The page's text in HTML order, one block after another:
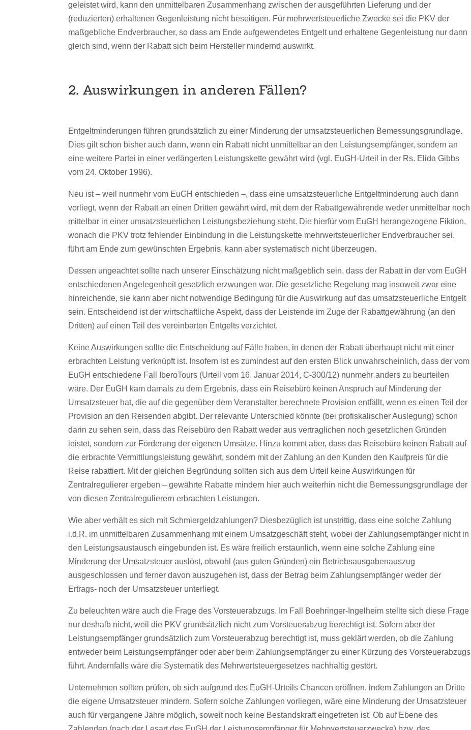
geleistet wird, kann den unmittelbaren Zusammenhang zwischen der ausgeführten Lieferung und der
(reduzierten) erhaltenen Gegenleistung nicht beseitigen. Für mehrwertsteuerliche Zwecke sei die PKV der
maßgebliche Endverbraucher, so dass am Ende aufgewendetes Entgelt und erhaltene Gegenleistung nur dann
gleich sind, wenn der Rabatt sich beim Hersteller mindernd auswirkt.
2. Auswirkungen in anderen Fällen?
Entgeltminderungen führen grundsätzlich zu einer Minderung der umsatzsteuerlichen Bemessungsgrundlage.
Dies gilt schon bisher auch dann, wenn ein Rabatt nicht unmittelbar an den Leistungsempfänger, sondern an
eine weitere Partei in einer verlängerten Leistungskette gewährt wird (vgl. EuGH-Urteil in der Rs. Elida Gibbs
vom 24. Oktober 1996).
Neu ist – weil nunmehr vom EuGH entschieden –, dass eine umsatzsteuerliche Entgeltminderung auch dann
vorliegt, wenn der Rabatt an einen Dritten gewährt wird, mit dem der Rabattgewährende weder unmittelbar noch
mittelbar in einer umsatzsteuerlichen Leistungsbeziehung steht. Die hierfür vom EuGH herangezogene Fiktion,
wonach die PKV trotz fehlender Einbindung in die Leistungskette mehrwertsteuerlicher Endverbraucher sei,
führt am Ende zum gewünschten Ergebnis, kann aber systematisch nicht überzeugen.
Dessen ungeachtet sollte nach unserer Einschätzung nicht maßgeblich sein, dass der Rabatt in der vom EuGH
entschiedenen Angelegenheit gesetzlich erzwungen war. Die gesetzliche Regelung mag insoweit zwar eine
hinreichende, sie kann aber nicht notwendige Bedingung für die Auswirkung auf das umsatzsteuerliche Entgelt
sein. Entscheidend ist der wirtschaftliche Aspekt, dass der Leistende im Zuge der Rabattgewährung (an den
Dritten) auf einen Teil des vereinbarten Entgelts verzichtet.
Keine Auswirkungen sollte die Entscheidung auf Fälle haben, in denen der Rabatt überhaupt nicht mit einer
erbrachten Leistung verknüpft ist. Insofern ist es zumindest auf den ersten Blick unwahrscheinlich, dass der vom
EuGH entschiedene Fall IberoTours (Urteil vom 16. Januar 2014, C-300/12) nunmehr anders zu beurteilen
wäre. Der EuGH kam damals zu dem Ergebnis, dass ein Reisebüro keinen Anspruch auf Minderung der
Umsatzsteuer hat, die auf die gegenüber dem Veranstalter berechnete Provision entfällt, wenn es einen Teil der
Provision an den Reisenden abgibt. Der relevante Unterschied könnte (bei profiskalischer Auslegung) schon
darin zu sehen sein, dass das Reisebüro den Rabatt weder aus vertraglichen noch gesetzlichen Gründen
leistet, sondern zur Förderung der eigenen Umsätze. Hinzu kommt aber, dass das Reisebüro keinen Rabatt auf
die erbrachte Vermittlungsleistung gewährt, sondern mit der Zahlung an den Kunden den Kaufpreis für die
Reise rabattiert. Mit der gleichen Begründung sollten sich aus dem Urteil keine Auswirkungen für
Zentralregulierer ergeben – gewährte Rabatte mindern hier auch weiterhin nicht die Bemessungsgrundlage der
von diesen Zentralregulierern erbrachten Leistungen.
Wie aber verhält es sich mit Schmiergeldzahlungen? Diesbezüglich ist unstrittig, dass eine solche Zahlung
i.d.R. im unmittelbaren Zusammenhang mit einem Umsatzgeschäft steht, wobei der Zahlungsempfänger nicht in
den Leistungsaustausch eingebunden ist. Es wäre freilich erstaunlich, wenn eine solche Zahlung eine
Minderung der Umsatzsteuer auslöst, obwohl (aus guten Gründen) ein Betriebsausgabenauszug
ausgeschlossen und ferner davon auszugehen ist, dass der Betrag beim Zahlungsempfänger weder der
Ertrags- noch der Umsatzsteuer unterliegt.
Zu beleuchten wäre auch die Frage des Vorsteuerabzugs. Im Fall Boehringer-Ingelheim stellte sich diese Frage
nur deshalb nicht, weil die PKV grundsätzlich nicht zum Vorsteuerabzug berechtigt ist. Sofern aber der
Leistungsempfänger grundsätzlich zum Vorsteuerabzug berechtigt ist, muss geklärt werden, ob die Zahlung
entweder beim Leistungsempfänger oder aber beim Zahlungsempfänger zu einer Kürzung des Vorsteuerabzugs
führt. Andernfalls wäre die Systematik des Mehrwertsteuergesetzes nachhaltig gestört.
Unternehmen sollten prüfen, ob sich aufgrund des EuGH-Urteils Chancen eröffnen, indem Zahlungen an Dritte
die eigene Umsatzsteuer mindern. Sofern solche Zahlungen vorliegen, wäre eine Minderung der Umsatzsteuer
auch für vergangene Jahre möglich, soweit noch keine Bestandskraft eingetreten ist. Ob auf Ebene des